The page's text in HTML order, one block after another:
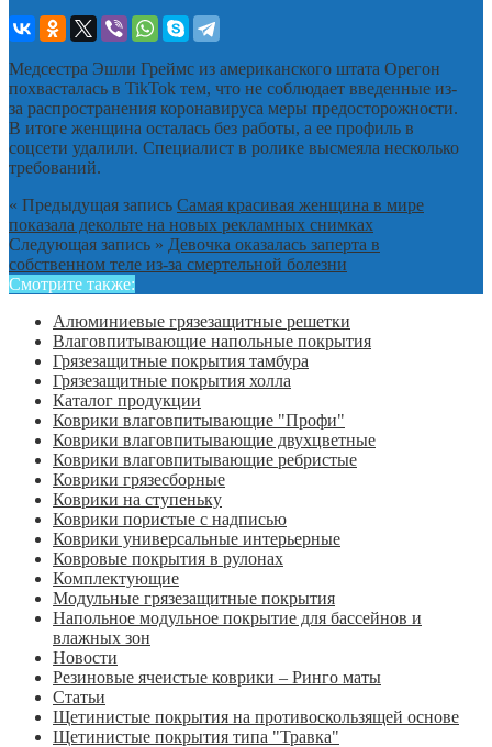
Медсестра Эшли Греймс из американского штата Орегон
похвасталась в TikTok тем, что не соблюдает введенные из-
за распространения коронавируса меры предосторожности.
В итоге женщина осталась без работы, а ее профиль в
соцсети удалили. Специалист в ролике высмеяла несколько
требований.
« Предыдущая запись Самая красивая женщина в мире
показала декольте на новых рекламных снимках
Следующая запись » Девочка оказалась заперта в
собственном теле из-за смертельной болезни
Смотрите также:
Алюминиевые грязезащитные решетки
Влаговпитывающие напольные покрытия
Грязезащитные покрытия тамбура
Грязезащитные покрытия холла
Каталог продукции
Коврики влаговпитывающие "Профи"
Коврики влаговпитывающие двухцветные
Коврики влаговпитывающие ребристые
Коврики грязесборные
Коврики на ступеньку
Коврики пористые с надписью
Коврики универсальные интерьерные
Ковровые покрытия в рулонах
Комплектующие
Модульные грязезащитные покрытия
Напольное модульное покрытие для бассейнов и
влажных зон
Новости
Резиновые ячеистые коврики – Ринго маты
Статьи
Щетинистые покрытия на противоскользящей основе
Щетинистые покрытия типа "Травка"